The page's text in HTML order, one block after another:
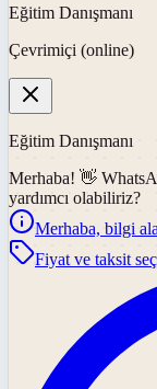
Eğitim Danışmanı
Çevrimiçi (online)
Eğitim Danışmanı
Merhaba! 👋
yardımcı olabiliriz?
Merhaba, bilgi
Fiyat ve taksit